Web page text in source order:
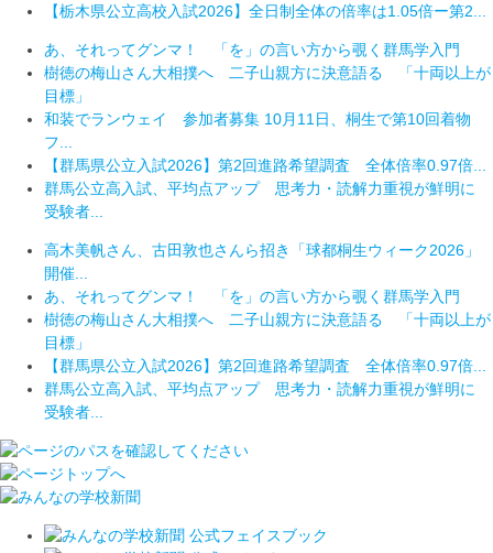
【栃木県公立高校入試2026】全日制全体の倍率は1.05倍ー第2...
あ、それってグンマ！ 「を」の言い方から覗く群馬学入門
樹徳の梅山さん大相撲へ 二子山親方に決意語る 「十両以上が
目標」
和装でランウェイ 参加者募集 10月11日、桐生で第10回着物
フ...
【群馬県公立入試2026】第2回進路希望調査 全体倍率0.97倍...
群馬公立高入試、平均点アップ 思考力・読解力重視が鮮明に
受験者...
高木美帆さん、古田敦也さんら招き「球都桐生ウィーク2026」
開催...
あ、それってグンマ！ 「を」の言い方から覗く群馬学入門
樹徳の梅山さん大相撲へ 二子山親方に決意語る 「十両以上が
目標」
【群馬県公立入試2026】第2回進路希望調査 全体倍率0.97倍...
群馬公立高入試、平均点アップ 思考力・読解力重視が鮮明に
受験者...